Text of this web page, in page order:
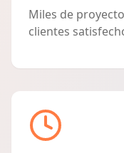
Miles de
clientes